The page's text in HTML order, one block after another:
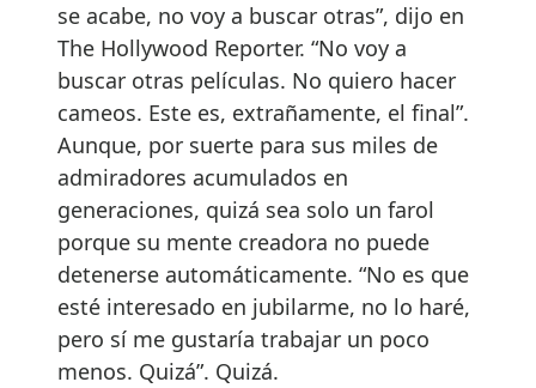
se acabe, no voy a buscar otras”, dijo en
The Hollywood Reporter. “No voy a
buscar otras películas. No quiero hacer
cameos. Este es, extrañamente, el final”.
Aunque, por suerte para sus miles de
admiradores acumulados en
generaciones, quizá sea solo un farol
porque su mente creadora no puede
detenerse automáticamente. “No es que
esté interesado en jubilarme, no lo haré,
pero sí me gustaría trabajar un poco
menos. Quizá”. Quizá.